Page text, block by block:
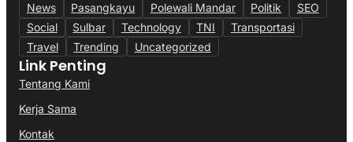
News
Pasangkayu Polewali Mandar Politik
SEO
Social
Sulbar Technology TNI
Transportasi
Travel
Trending Uncategorized
Link Penting
Tentang Kami
Kerja Sama
Kontak